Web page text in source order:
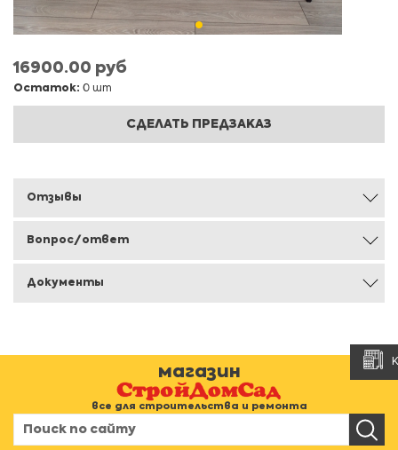
16900.00 руб
Остаток: 0 шт
СДЕЛАТЬ ПРЕДЗАКАЗ
Отзывы
Вопрос/ответ
Документы
магазин
все для строительства и ремонта